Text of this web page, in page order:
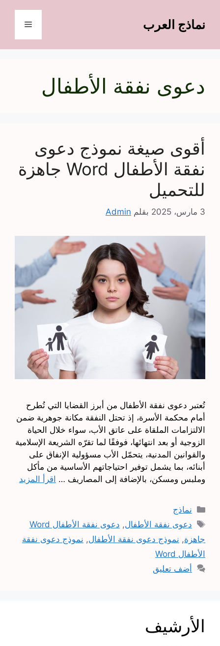
المحتوىنماذج العرب القائمة
دعوى نفقة الأطفال
أقوى صيغة نموذج دعوى
نفقة الأطفال Word جاهزة
للتحميل
3 مارس، 2025 بقلم Admin
تُعتبر دعوى نفقة الأطفال من أبرز القضايا التي تُطرح
أمام محكمة الأسرة، إذ تحتل النفقة مكانة جوهرية ضمن
الالتزامات الملقاة على عاتق الأب، سواء خلال الحياة
الزوجية أو بعد انتهائها، فوفقًا لما تقرّه الشريعة الإسلامية
والقوانين المدنية، يتحمّل الأب مسؤولية الإنفاق على
أبنائه، بما يشمل توفير احتياجاتهم الأساسية من مأكل
وملبس ومسكن، بالإضافة إلى المصاريف … اقرأ المزيد
التصنيفات
نماذج
الوسوم
دعوى نفقة الأطفال,
دعوى نفقة الأطفال Word
جاهزة, نموذج دعوى نفقة الأطفال, نموذج دعوى نفقة
الأطفال Word
أضف تعليق
الأرشيف